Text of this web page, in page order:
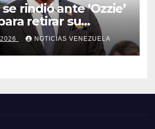
rindió ante ‘Ozzie’
retirar su
NOTICIAS VENEZUELA